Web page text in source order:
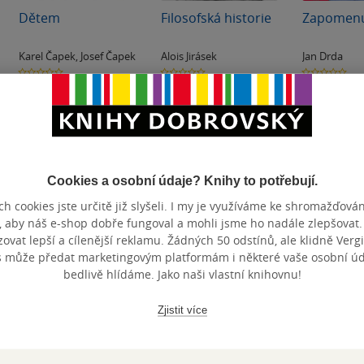
Dětem
Karel Čapek, Josef Čapek
0.0
249 Kč
Filosofská historie
Alois Jirásek
0.0
89 Kč
Jan Drda
0.0
129 Kč
Cookies a osobní údaje? Knihy to potřebují.
cookies jste určitě již slyšeli. I my je využíváme ke
aby náš e-shop dobře fungoval a mohli jsme ho nadále zlepšovat.
lepší a cílenější reklamu. Žádných 50 odstínů, ale klidně
může předat marketingovým platformám i některé vaše osobní
bedlivě hlídáme. Jako naši vlastní knihovnu!
Zjistit více